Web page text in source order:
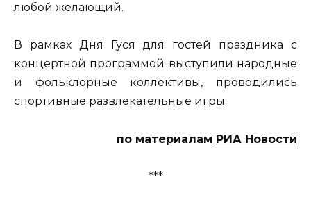
любой желающий.
В рамках Дня Гуся для гостей праздника с
концертной программой выступили народные
и фольклорные коллективы, проводились
спортивные развлекательные игры.
по материалам РИА Новости
***